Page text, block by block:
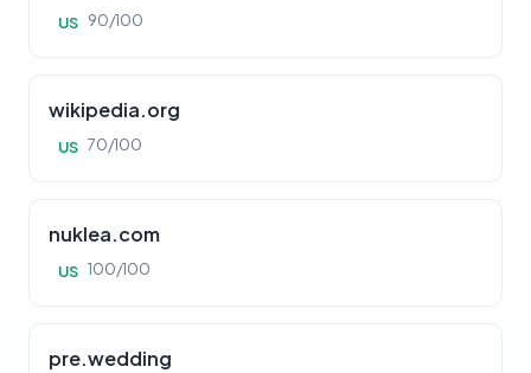
US 90/100
wikipedia.org
US 70/100
nuklea.com
US 100/100
pre.wedding